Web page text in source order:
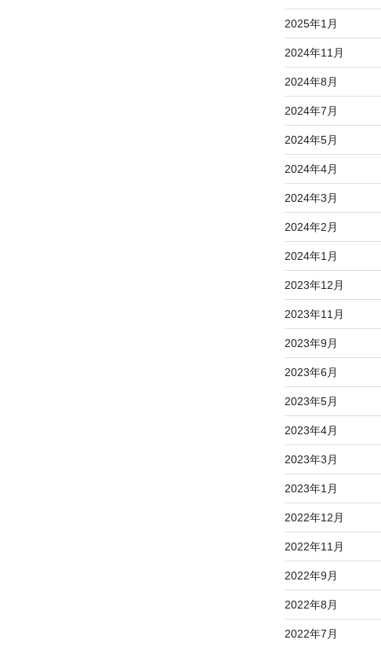
2025年1月
2024年11月
2024年8月
2024年7月
2024年5月
2024年4月
2024年3月
2024年2月
2024年1月
2023年12月
2023年11月
2023年9月
2023年6月
2023年5月
2023年4月
2023年3月
2023年1月
2022年12月
2022年11月
2022年9月
2022年8月
2022年7月